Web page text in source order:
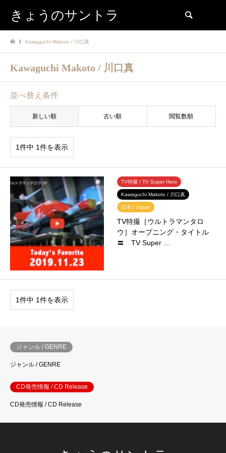
きょうのサントラ
Kawaguchi Makoto / 川口真
Kawaguchi Makoto / 川口真
並べ替え条件
新しい順 古い順 閲覧数順
1件中 1件を表示
TV特撮 / TV Super Hero
Kawaguchi Makoto / 川口真
日本 / Japan
TV特撮［ウルトラマンタロ
ウ］オープニング・タイトル
〓 TV Super …
1件中 1件を表示
ジャンル / GENRE
ジャンル / GENRE
CD発売情報 / CD Release
CD発売情報 / CD Release